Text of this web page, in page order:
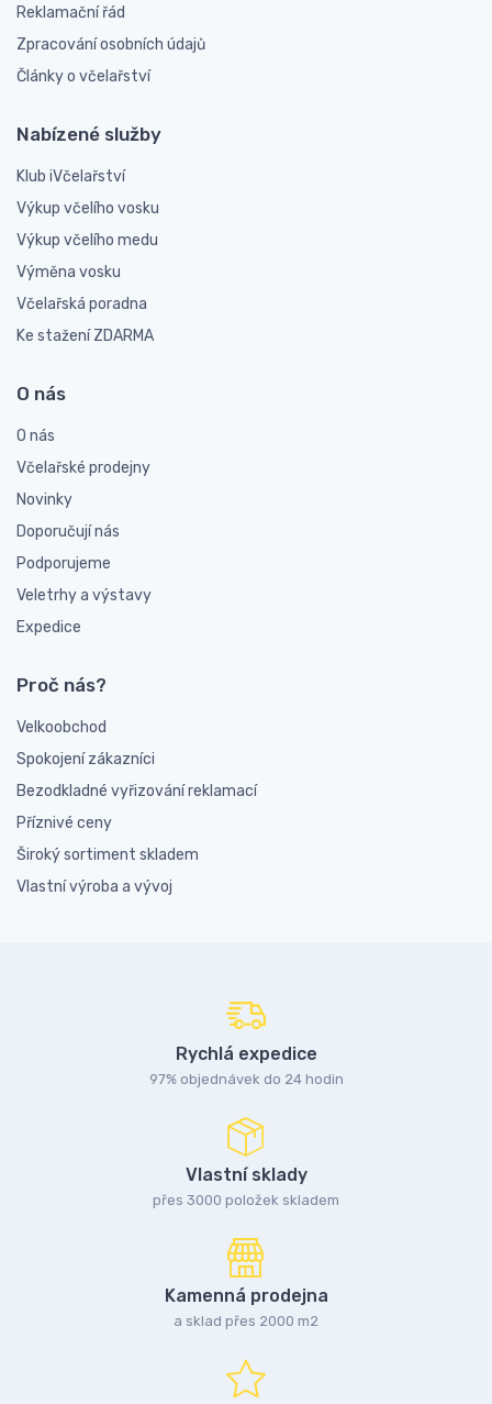
Reklamační řád
Zpracování osobních údajů
Články o včelařství
Nabízené služby
Klub iVčelařství
Výkup včelího vosku
Výkup včelího medu
Výměna vosku
Včelařská poradna
Ke stažení ZDARMA
O nás
O nás
Včelařské prodejny
Novinky
Doporučují nás
Podporujeme
Veletrhy a výstavy
Expedice
Proč nás?
Velkoobchod
Spokojení zákazníci
Bezodkladné vyřizování reklamací
Příznivé ceny
Široký sortiment skladem
Vlastní výroba a vývoj
Rychlá expedice
97% objednávek do 24 hodin
Vlastní sklady
přes 3000 položek skladem
Kamenná prodejna
a sklad přes 2000 m2